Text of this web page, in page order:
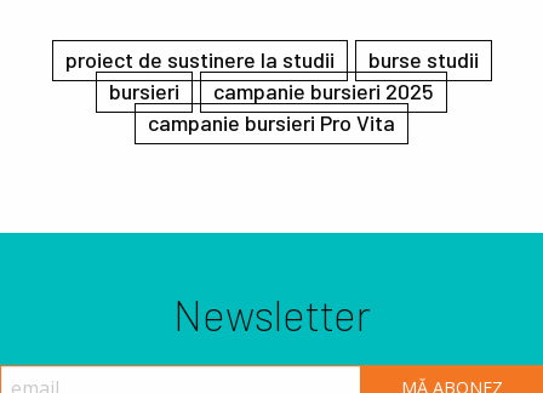
proiect de sustinere la studii
burse studii
bursieri
campanie bursieri 2025
campanie bursieri Pro Vita
Newsletter